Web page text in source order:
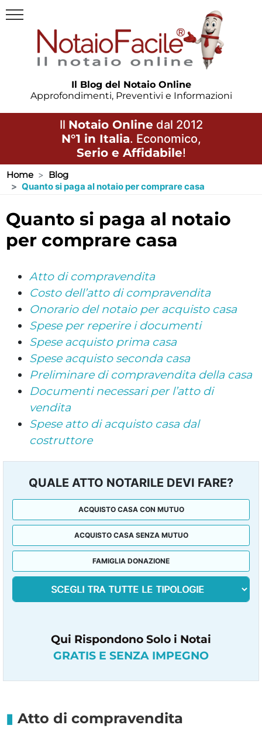
Il Blog del Notaio Online
Approfondimenti, Preventivi e Informazioni
Il Notaio Online dal 2012
N°1 in Italia. Economico,
Serio e Affidabile!
Home
Blog
Quanto si paga al notaio per comprare casa
quanto si paga al notaio
per comprare casa
Atto di compravendita
Costo dell’atto di compravendita
Onorario del notaio per acquisto casa
Spese per reperire i documenti
Spese acquisto prima casa
Spese acquisto seconda casa
Preliminare di compravendita della casa
Documenti necessari per l’atto di
vendita
Spese atto di acquisto casa dal
costruttore
QUALE ATTO NOTARILE DEVI FARE?
ACQUISTO CASA CON MUTUO
ACQUISTO CASA SENZA MUTUO
FAMIGLIA DONAZIONE
Qui Rispondono Solo i Notai
GRATIS E SENZA IMPEGNO
Atto di compravendita